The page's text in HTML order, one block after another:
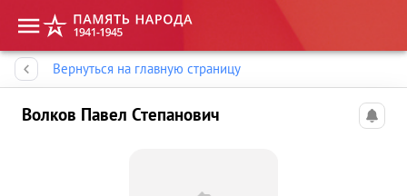
Вернуться на главную страницу
Волков Павел Степанович
Память народа